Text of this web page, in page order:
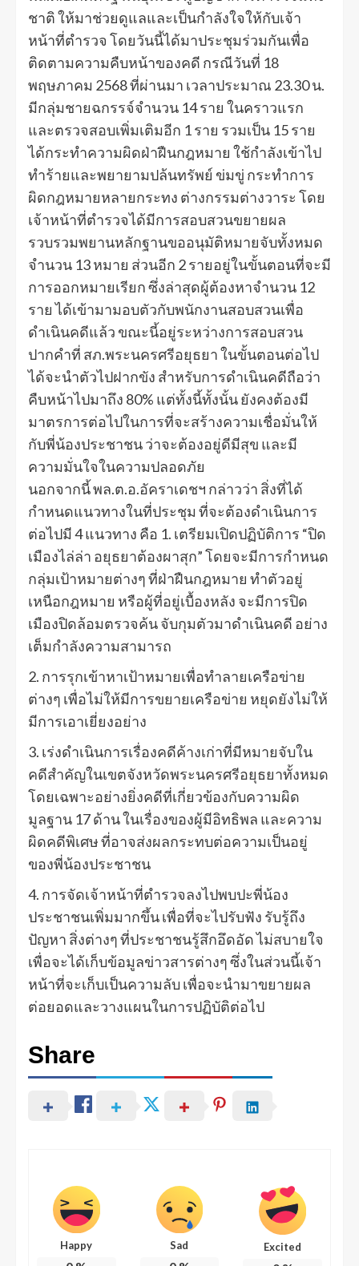
ชาติ ให้มาช่วยดูแลและเป็นกำลังใจให้กับเจ้า
หน้าที่ตำรวจ โดยวันนี้ได้มาประชุมร่วมกันเพื่อ
ติดตามความคืบหน้าของคดี กรณีวันที่ 18
พฤษภาคม 2568 ที่ผ่านมา เวลาประมาณ 23.30 น.
มีกลุ่มชายฉกรรจ์จำนวน 14 ราย ในคราวแรก
และตรวจสอบเพิ่มเติมอีก 1 ราย รวมเป็น 15 ราย
ได้กระทำความผิดฝ่าฝืนกฎหมาย ใช้กำลังเข้าไป
ทำร้ายและพยายามปล้นทรัพย์ ข่มขู่ กระทำการ
ผิดกฎหมายหลายกระทง ต่างกรรมต่างวาระ โดย
เจ้าหน้าที่ตำรวจได้มีการสอบสวนขยายผล
รวบรวมพยานหลักฐานขออนุมัติหมายจับทั้งหมด
จำนวน 13 หมาย ส่วนอีก 2 รายอยู่ในขั้นตอนที่จะมี
การออกหมายเรียก ซึ่งล่าสุดผู้ต้องหาจำนวน 12
ราย ได้เข้ามามอบตัวกับพนักงานสอบสวนเพื่อ
ดำเนินคดีแล้ว ขณะนี้อยู่ระหว่างการสอบสวน
ปากคำที่ สภ.พระนครศรีอยุธยา ในขั้นตอนต่อไป
ได้จะนำตัวไปฝากขัง สำหรับการดำเนินคดีถือว่า
คืบหน้าไปมาถึง 80% แต่ทั้งนี้ทั้งนั้น ยังคงต้องมี
มาตรการต่อไปในการที่จะสร้างความเชื่อมั่นให้
กับพี่น้องประชาชน ว่าจะต้องอยู่ดีมีสุข และมี
ความมั่นใจในความปลอดภัย
นอกจากนี้ พล.ต.อ.อัคราเดชฯ กล่าวว่า สิ่งที่ได้
กำหนดแนวทางในที่ประชุม ที่จะต้องดำเนินการ
ต่อไปมี 4 แนวทาง คือ 1. เตรียมเปิดปฏิบัติการ “ปิด
เมืองไล่ล่า อยุธยาต้องผาสุก” โดยจะมีการกำหนด
กลุ่มเป้าหมายต่างๆ ที่ฝ่าฝืนกฎหมาย ทำตัวอยู่
เหนือกฎหมาย หรือผู้ที่อยู่เบื้องหลัง จะมีการปิด
เมืองปิดล้อมตรวจค้น จับกุมตัวมาดำเนินคดี อย่าง
เต็มกำลังความสามารถ
2. การรุกเข้าหาเป้าหมายเพื่อทำลายเครือข่าย
ต่างๆ เพื่อไม่ให้มีการขยายเครือข่าย หยุดยังไม่ให้
มีการเอาเยี่ยงอย่าง
3. เร่งดำเนินการเรื่องคดีค้างเก่าที่มีหมายจับใน
คดีสำคัญในเขตจังหวัดพระนครศรีอยุธยาทั้งหมด
โดยเฉพาะอย่างยิ่งคดีที่เกี่ยวข้องกับความผิด
มูลฐาน 17 ด้าน ในเรื่องของผู้มีอิทธิพล และความ
ผิดคดีพิเศษ ที่อาจส่งผลกระทบต่อความเป็นอยู่
ของพี่น้องประชาชน
4. การจัดเจ้าหน้าที่ตำรวจลงไปพบปะพี่น้อง
ประชาชนเพิ่มมากขึ้น เพื่อที่จะไปรับฟัง รับรู้ถึง
ปัญหา สิ่งต่างๆ ที่ประชาชนรู้สึกอึดอัด ไม่สบายใจ
เพื่อจะได้เก็บข้อมูลข่าวสารต่างๆ ซึ่งในส่วนนี้เจ้า
หน้าที่จะเก็บเป็นความลับ เพื่อจะนำมาขยายผล
ต่อยอดและวางแผนในการปฏิบัติต่อไป
Share
Happy Sad Excited